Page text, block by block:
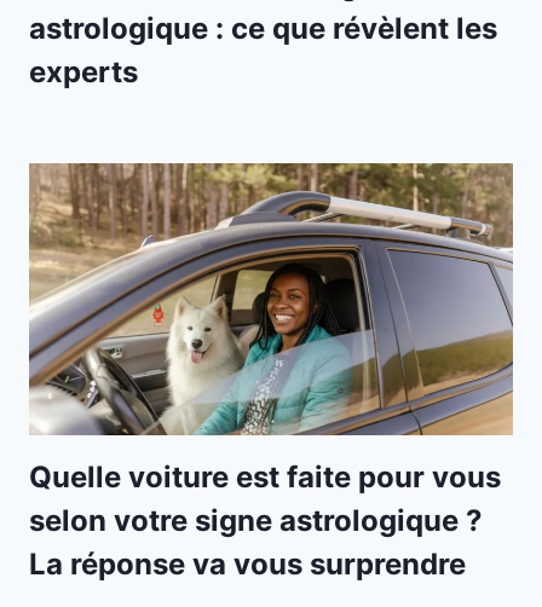
astrologique : ce que révèlent les
experts
Quelle voiture est faite pour vous
selon votre signe astrologique ?
La réponse va vous surprendre